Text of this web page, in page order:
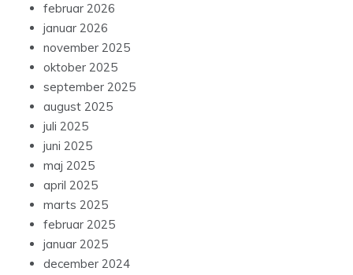
februar 2026
januar 2026
november 2025
oktober 2025
september 2025
august 2025
juli 2025
juni 2025
maj 2025
april 2025
marts 2025
februar 2025
januar 2025
december 2024